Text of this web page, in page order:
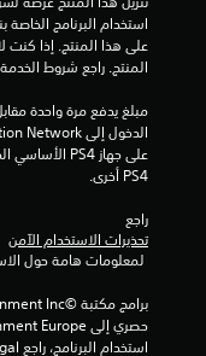
المنتج. راجع شروط
PS4 أخرى.
راجع
تحذيرات الاستخدام الآمن